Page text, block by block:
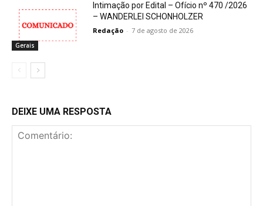
Gerais
Intimação por Edital – Ofício nº 470 /2026
– WANDERLEI SCHONHOLZER
Redação - 7 de agosto de 2026
DEIXE UMA RESPOSTA